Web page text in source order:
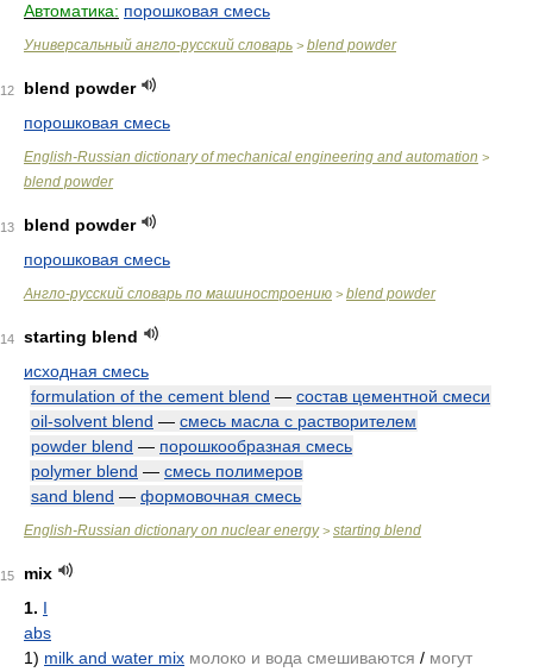
Автоматика: порошковая смесь
Универсальный англо-русский словарь > blend powder
12
blend powder
порошковая смесь
English-Russian dictionary of mechanical engineering and automation >
blend powder
13
blend powder
порошковая смесь
Англо-русский словарь по машиностроению > blend powder
14
starting blend
исходная смесь
formulation of the cement blend — состав цементной смеси
oil-solvent blend — смесь масла с растворителем
powder blend — порошкообразная смесь
polymer blend — смесь полимеров
sand blend — формовочная смесь
English-Russian dictionary on nuclear energy> starting blend
15
mix
1. I
abs
1) milk and water mix молоко и вода смешиваются / могут